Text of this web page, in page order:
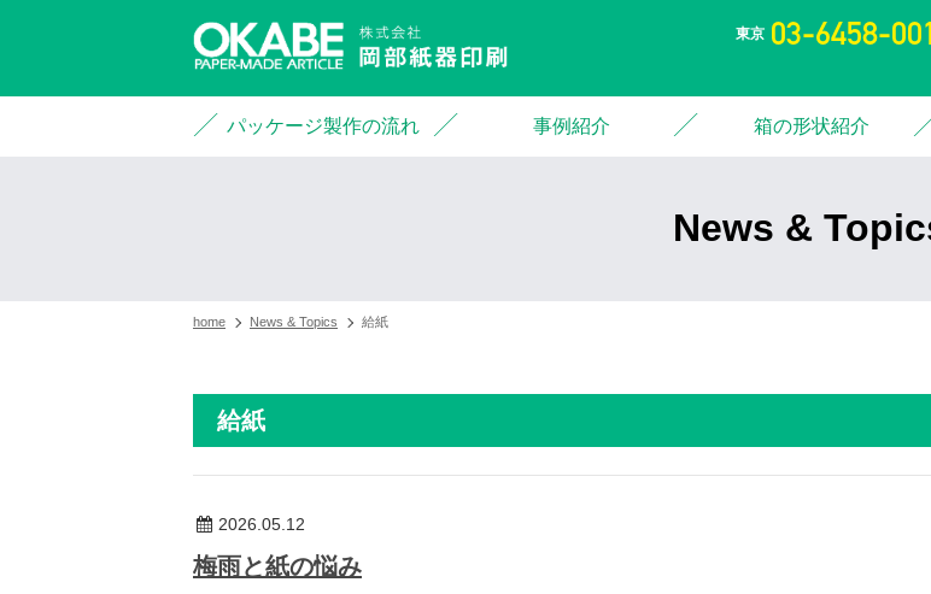
東京 03-6458-
パッケージ製作の流れ 事例紹介 箱の形状紹介
News &
home News & Topics 給紙
給紙
2026.05.12
梅雨と紙の悩み